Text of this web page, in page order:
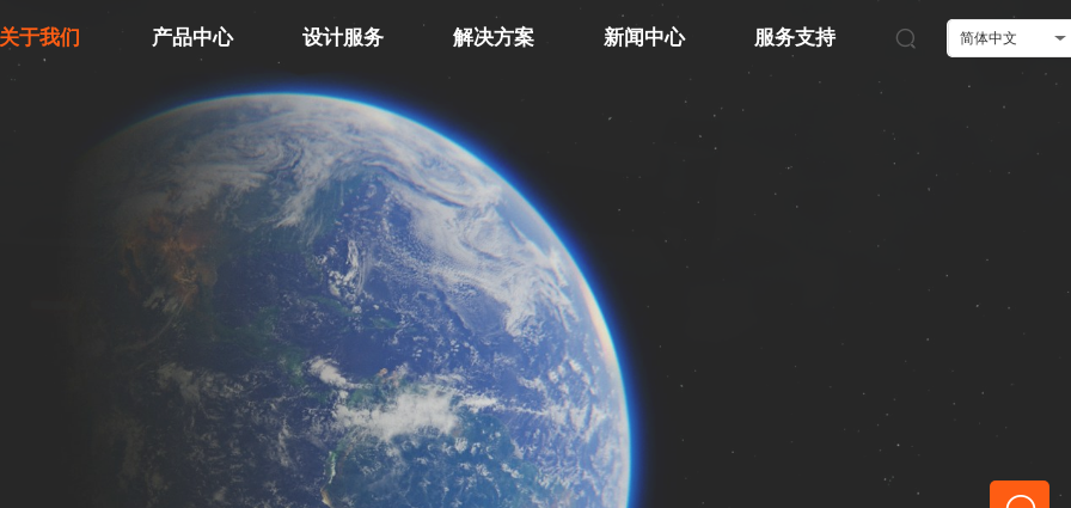
关于我们 产品中心 设计服务 解决方案 新闻中心 服务支持 简体中文